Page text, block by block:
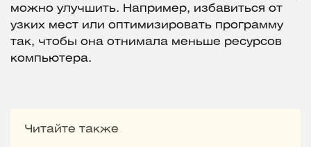
можно улучшить. Например, избавиться от
узких мест или оптимизировать программу
так, чтобы она отнимала меньше ресурсов
компьютера.
Читайте также